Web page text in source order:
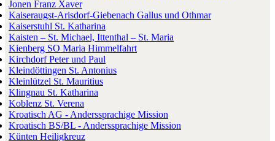
Jonen Franz Xaver
Kaiseraugst-Arisdorf-Giebenach Gallus und Othmar
Kaiserstuhl St. Katharina
Kaisten – St. Michael, Ittenthal – St. Maria
Kienberg SO Maria Himmelfahrt
Kirchdorf Peter und Paul
Kleindöttingen St. Antonius
Kleinlützel St. Mauritius
Klingnau St. Katharina
Koblenz St. Verena
Kroatisch AG - Anderssprachige Mission
Kroatisch BS/BL - Anderssprachige Mission
Künten Heiligkreuz